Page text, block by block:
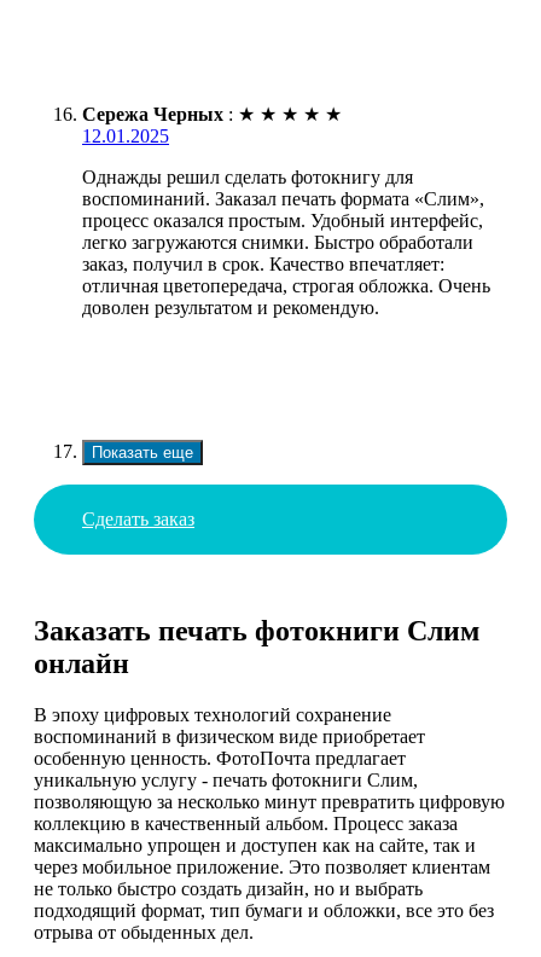
Сережа Черных : ★ ★ ★ ★ ★
12.01.2025
Однажды решил сделать фотокнигу для
воспоминаний. Заказал печать формата «Слим»,
процесс оказался простым. Удобный интерфейс,
легко загружаются снимки. Быстро обработали
заказ, получил в срок. Качество впечатляет:
отличная цветопередача, строгая обложка. Очень
доволен результатом и рекомендую.
Показать еще
Сделать заказ
Заказать печать фотокниги Слим
онлайн
В эпоху цифровых технологий сохранение
воспоминаний в физическом виде приобретает
особенную ценность. ФотоПочта предлагает
уникальную услугу - печать фотокниги Слим,
позволяющую за несколько минут превратить цифровую
коллекцию в качественный альбом. Процесс заказа
максимально упрощен и доступен как на сайте, так и
через мобильное приложение. Это позволяет клиентам
не только быстро создать дизайн, но и выбрать
подходящий формат, тип бумаги и обложки, все это без
отрыва от обыденных дел.